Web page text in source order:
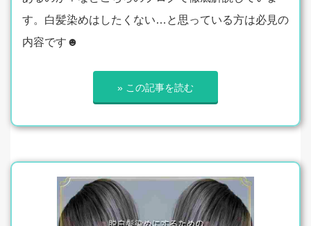
す。白髪染めはしたくない…と思っている方は必見の
内容です☻
» この記事を読む